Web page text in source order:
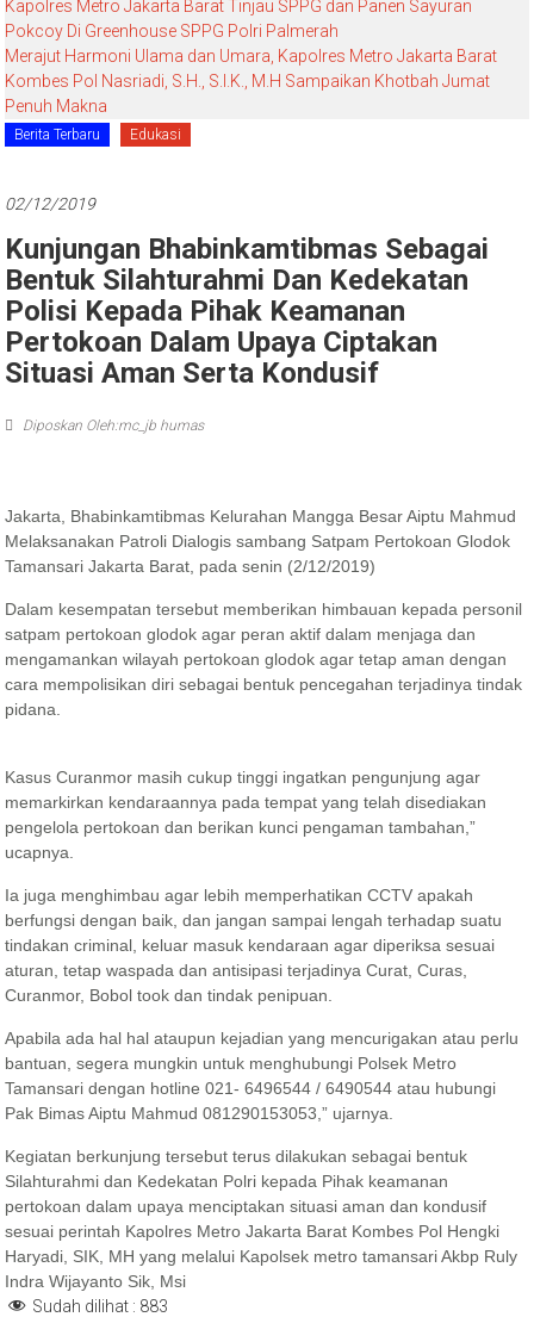
Kapolres Metro Jakarta Barat Tinjau SPPG dan Panen Sayuran
Pokcoy Di Greenhouse SPPG Polri Palmerah
Merajut Harmoni Ulama dan Umara, Kapolres Metro Jakarta Barat
Kombes Pol Nasriadi, S.H., S.I.K., M.H Sampaikan Khotbah Jumat
Penuh Makna
Berita Terbaru Edukasi
02/12/2019
Kunjungan Bhabinkamtibmas Sebagai
Bentuk Silahturahmi Dan Kedekatan
Polisi Kepada Pihak Keamanan
Pertokoan Dalam Upaya Ciptakan
Situasi Aman Serta Kondusif
Diposkan Oleh:mc_jb humas
Jakarta, Bhabinkamtibmas Kelurahan Mangga Besar Aiptu Mahmud
Melaksanakan Patroli Dialogis sambang Satpam Pertokoan Glodok
Tamansari Jakarta Barat, pada senin (2/12/2019)
Dalam kesempatan tersebut memberikan himbauan kepada personil
satpam pertokoan glodok agar peran aktif dalam menjaga dan
mengamankan wilayah pertokoan glodok agar tetap aman dengan
cara mempolisikan diri sebagai bentuk pencegahan terjadinya tindak
pidana.
Kasus Curanmor masih cukup tinggi ingatkan pengunjung agar
memarkirkan kendaraannya pada tempat yang telah disediakan
pengelola pertokoan dan berikan kunci pengaman tambahan,”
ucapnya.
Ia juga menghimbau agar lebih memperhatikan CCTV apakah
berfungsi dengan baik, dan jangan sampai lengah terhadap suatu
tindakan criminal, keluar masuk kendaraan agar diperiksa sesuai
aturan, tetap waspada dan antisipasi terjadinya Curat, Curas,
Curanmor, Bobol took dan tindak penipuan.
Apabila ada hal hal ataupun kejadian yang mencurigakan atau perlu
bantuan, segera mungkin untuk menghubungi Polsek Metro
Tamansari dengan hotline 021- 6496544 / 6490544 atau hubungi
Pak Bimas Aiptu Mahmud 081290153053,” ujarnya.
Kegiatan berkunjung tersebut terus dilakukan sebagai bentuk
Silahturahmi dan Kedekatan Polri kepada Pihak keamanan
pertokoan dalam upaya menciptakan situasi aman dan kondusif
sesuai perintah Kapolres Metro Jakarta Barat Kombes Pol Hengki
Haryadi, SIK, MH yang melalui Kapolsek metro tamansari Akbp Ruly
Indra Wijayanto Sik, Msi
Sudah dilihat : 883